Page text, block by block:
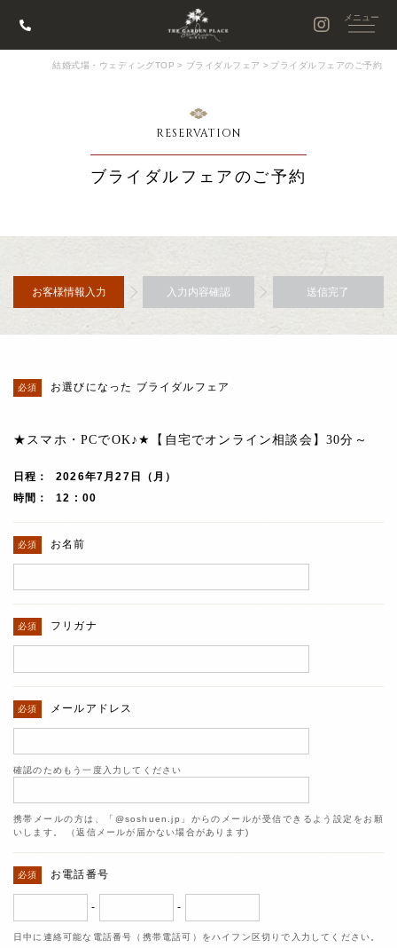
結婚式場・ウェディングTOP > ブライダルフェア > ブライダルフェアのご予約
RESERVATION
ブライダルフェアのご予約
お客様情報入力 入力内容確認 送信完了
お選びになった ブライダルフェア
★スマホ・PCでOK♪★【自宅でオンライン相談会】30分～
日程
2026年7月27日（月）
時間
12 : 00
お名前
フリガナ
メールアドレス
確認のためもう一度入力してください
携帯メールの方は、「@soshuen.jp」からのメールが受信できるよう設定をお願
いします。 （返信メールが届かない場合があります)
お電話番号
- -
日中に連絡可能な電話番号（携帯電話可）をハイフン区切りで入力してください。